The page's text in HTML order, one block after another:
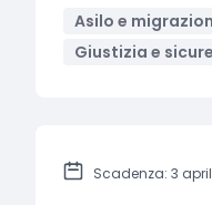
Asilo e
Giustizia e
Scadenza: 3